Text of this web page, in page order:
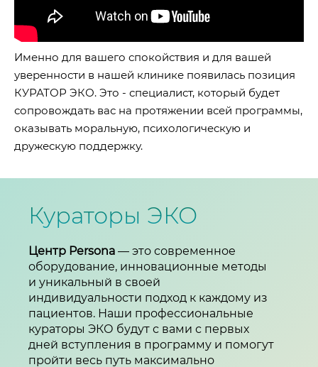
Именно для вашего спокойствия и для вашей
уверенности в нашей клинике появилась позиция
КУРАТОР ЭКО. Это - специалист, который будет
сопровождать вас на протяжении всей программы,
оказывать моральную, психологическую и
дружескую поддержку.
Кураторы ЭКО
Центр Persona — это современное
оборудование, инновационные методы
и уникальный в своей
индивидуальности подход к каждому из
пациентов. Наши профессиональные
кураторы ЭКО будут с вами с первых
дней вступления в программу и помогут
пройти весь путь максимально